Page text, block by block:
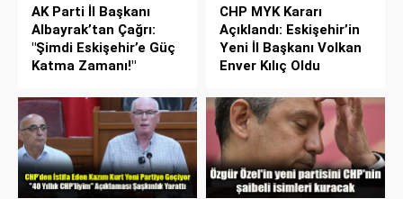
AK Parti İl Başkanı
Albayrak’tan Çağrı:
"Şimdi Eskişehir’e Güç
Katma Zamanı!"
CHP MYK Kararı
Açıklandı: Eskişehir’in
Yeni İl Başkanı Volkan
Enver Kılıç Oldu